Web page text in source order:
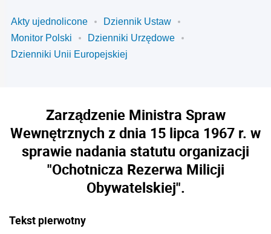
Akty ujednolicone
Dziennik Ustaw
Monitor Polski
Dzienniki Urzędowe
Dzienniki Unii Europejskiej
Zarządzenie Ministra Spraw
Wewnętrznych z dnia 15 lipca 1967 r. w
sprawie nadania statutu organizacji
"Ochotnicza Rezerwa Milicji
Obywatelskiej".
Tekst pierwotny